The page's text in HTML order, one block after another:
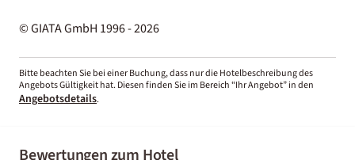
© GIATA GmbH 1996 - 2026
Bitte beachten Sie bei einer Buchung, dass nur die Hotelbeschreibung des
Angebots Gültigkeit hat. Diesen finden Sie im Bereich “Ihr Angebot” in den
Angebotsdetails.
Bewertungen zum Hotel